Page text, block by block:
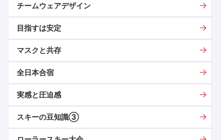
チームウェアデザイン
目指すは安定
マスクと共存
全日本合宿
実感と圧迫感
スキーの豆知識③